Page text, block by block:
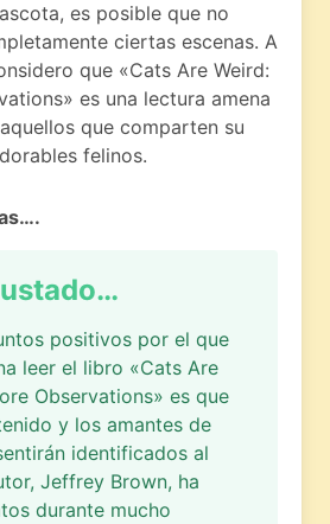
es posible que no
ciertas escenas. A
que «Cats Are Weird:
es una lectura amena
que comparten su
felinos.
positivos por el que
leer el libro «Cats Are
Observations» es que
y los amantes de
identificados al
Jeffrey Brown, ha
durante mucho